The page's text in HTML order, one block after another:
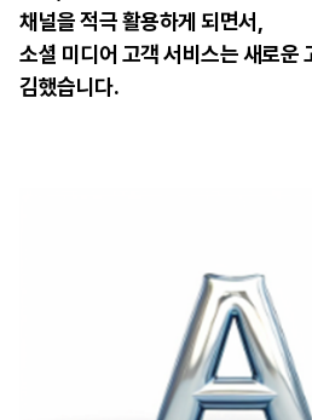
채널을 적극 활용하게 되면서,
소셜 미디어 고객 서비스는 새로운
김했습니다.